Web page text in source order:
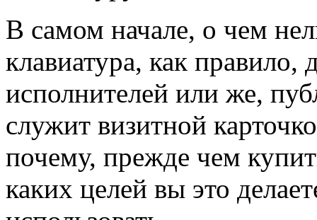
В самом начале, о чем
клавиатура, как
исполнителей или же,
служит визитной
почему, прежде чем
каких целей вы это